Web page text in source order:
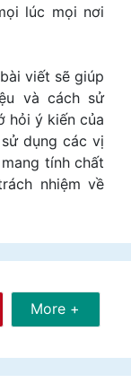
lúc mọi nơi
viết sẽ giúp
và cách sử
hỏi ý kiến của
dụng các vị
tính chất
nhiệm về
Share
More +